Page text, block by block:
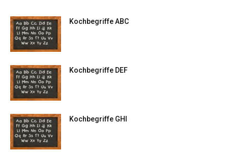
Kochbegriffe ABC
Kochbegriffe DEF
Kochbegriffe GHI